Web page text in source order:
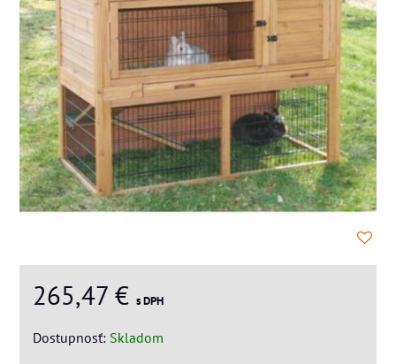
265,47 € s DPH
Dostupnosť: Skladom